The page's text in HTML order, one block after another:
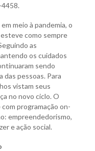
meio à pandemia, o
como sempre
as
os cuidados
sendo
das pessoas. Para
vistam seus
no novo ciclo. O
programação on-
empreendedorismo,
e ação social.